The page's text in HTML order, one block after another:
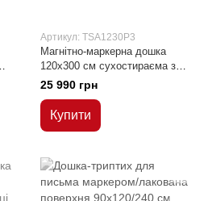
Артикул: TSA1230P3
Магнітно-маркерна дошка
120x300 см сухостираєма з
керамічною поверхнею в
алюмінієвій рамці ALU23
25 990 грн
Купити